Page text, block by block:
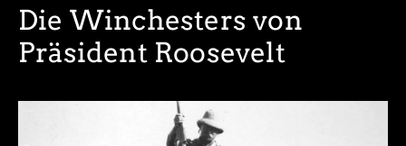
Die Winchesters von
Präsident Roosevelt